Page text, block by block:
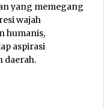
yang memegang
wajah
humanis,
aspirasi
daerah.